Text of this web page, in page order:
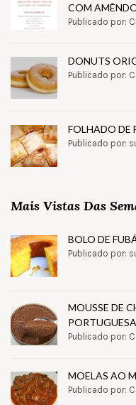
COM
Publicado por:
DONUTS
Publicado por:
FOLHADO DE
Publicado por:
Mais Vistas Das
BOLO DE
Publicado por:
MOUSSE DE
PORTUGUESA
Publicado por:
MOELAS AO
Publicado por: